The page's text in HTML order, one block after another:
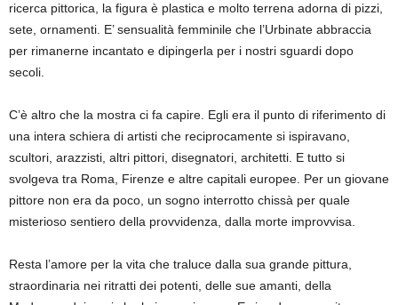
ricerca pittorica, la figura è plastica e molto terrena adorna di pizzi,
sete, ornamenti. E’ sensualità femminile che l’Urbinate abbraccia
per rimanerne incantato e dipingerla per i nostri sguardi dopo
secoli.
C’è altro che la mostra ci fa capire. Egli era il punto di riferimento di
una intera schiera di artisti che reciprocamente si ispiravano,
scultori, arazzisti, altri pittori, disegnatori, architetti. E tutto si
svolgeva tra Roma, Firenze e altre capitali europee. Per un giovane
pittore non era da poco, un sogno interrotto chissà per quale
misterioso sentiero della provvidenza, dalla morte improvvisa.
Resta l’amore per la vita che traluce dalla sua grande pittura,
straordinaria nei ritratti dei potenti, delle sue amanti, della